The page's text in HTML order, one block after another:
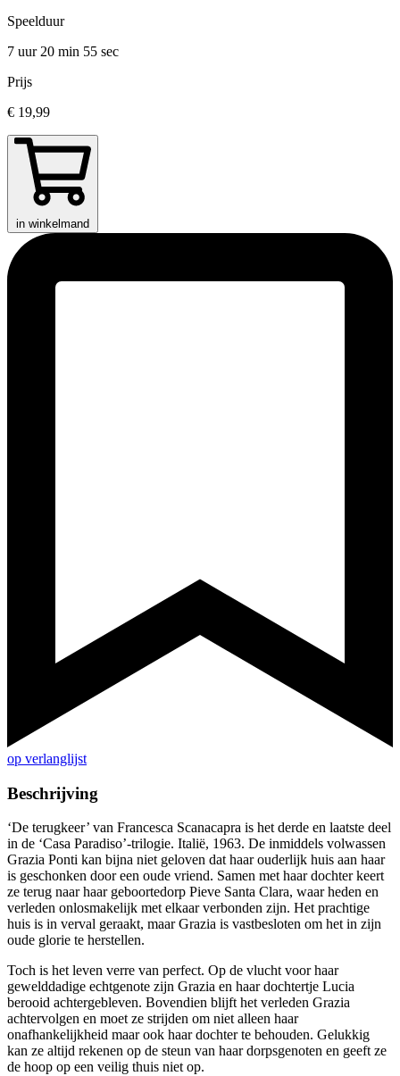
Speelduur
7 uur 20 min 55 sec
Prijs
€ 19,99
in winkelmand
op verlanglijst
Beschrijving
‘De terugkeer’ van Francesca Scanacapra is het derde en laatste deel
in de ‘Casa Paradiso’-trilogie. Italië, 1963. De inmiddels volwassen
Grazia Ponti kan bijna niet geloven dat haar ouderlijk huis aan haar
is geschonken door een oude vriend. Samen met haar dochter keert
ze terug naar haar geboortedorp Pieve Santa Clara, waar heden en
verleden onlosmakelijk met elkaar verbonden zijn. Het prachtige
huis is in verval geraakt, maar Grazia is vastbesloten om het in zijn
oude glorie te herstellen.
Toch is het leven verre van perfect. Op de vlucht voor haar
gewelddadige echtgenote zijn Grazia en haar dochtertje Lucia
berooid achtergebleven. Bovendien blijft het verleden Grazia
achtervolgen en moet ze strijden om niet alleen haar
onafhankelijkheid maar ook haar dochter te behouden. Gelukkig
kan ze altijd rekenen op de steun van haar dorpsgenoten en geeft ze
de hoop op een veilig thuis niet op.